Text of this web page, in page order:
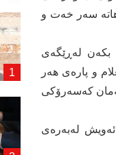
ھاتە سەر خەت و
بکەن لەڕێگەی
و پارەی ھەر
کەسەرۆکی
لەبەرەی